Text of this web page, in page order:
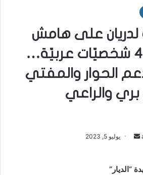
لدريان على هامش
الحج شملت 4 شخصيّات عربيّة…
الحوار والمفتي
والراعي
يوليو 5, 2023